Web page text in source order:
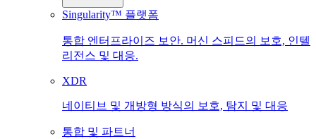
Singularity™ 플랫폼
통합 엔터프라이즈 보안. 머신 스피드의 보호, 인텔
리전스 및 대응.
XDR
네이티브 및 개방형 방식의 보호, 탐지 및 대응
통합 및 파트너